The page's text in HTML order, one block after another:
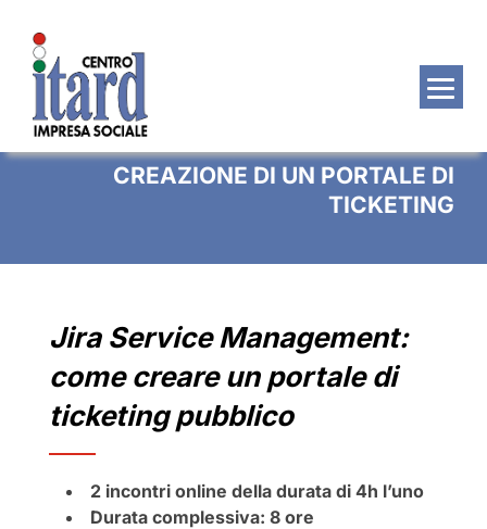
contenuto
CREAZIONE DI UN PORTALE DI
TICKETING
Jira Service Management:
come creare un portale di
ticketing pubblico
2 incontri online della durata di 4h l’uno
Durata complessiva: 8 ore